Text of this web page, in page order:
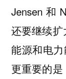
Jensen 和
还要继续扩
能源和电力
更重要的